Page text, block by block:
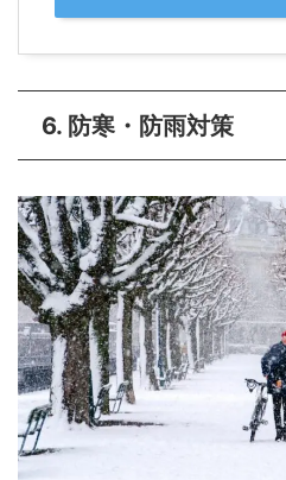
6. 防寒・防雨対策